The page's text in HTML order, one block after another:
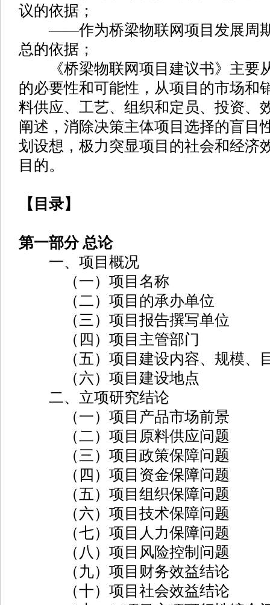
议的依据；
——作为桥梁物联网项目发展周期
总的依据；
《桥梁物联网项目建议书》主要
的必要性和可能性，从项目的市场和
料供应、工艺、组织和定员、投资、
阐述，消除决策主体项目选择的盲目
划设想，极力突显项目的社会和经济
目的。
【目录】
第一部分 总论
一、项目概况
（一）项目名称
（二）项目的承办单位
（三）项目报告撰写单位
（四）项目主管部门
（五）项目建设内容、规模、
（六）项目建设地点
二、立项研究结论
（一）项目产品市场前景
（二）项目原料供应问题
（三）项目政策保障问题
（四）项目资金保障问题
（五）项目组织保障问题
（六）项目技术保障问题
（七）项目人力保障问题
（八）项目风险控制问题
（九）项目财务效益结论
（十）项目社会效益结论